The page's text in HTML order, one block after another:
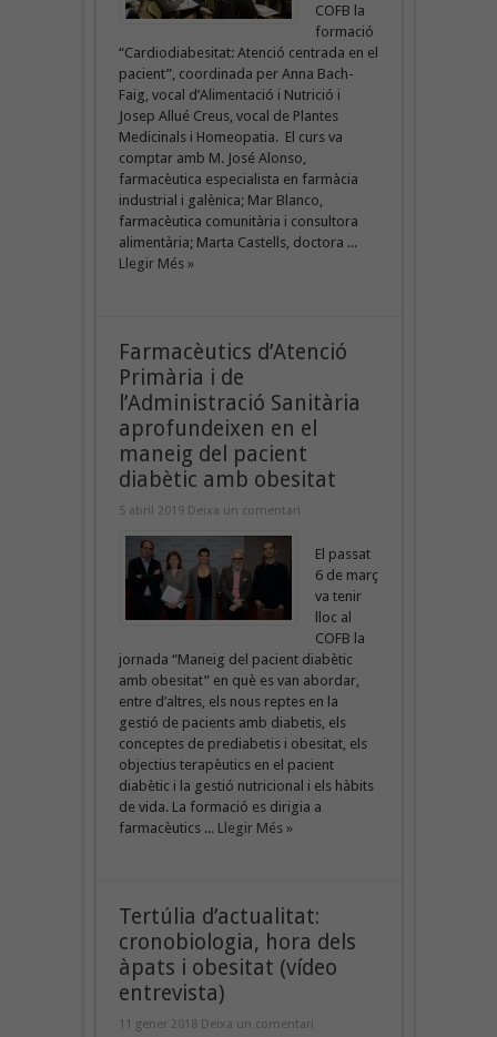
COFB la
formació
“Cardiodiabesitat: Atenció centrada en el
pacient”, coordinada per Anna Bach-
Faig, vocal d’Alimentació i Nutrició i
Josep Allué Creus, vocal de Plantes
Medicinals i Homeopatia. El curs va
comptar amb M. José Alonso,
farmacèutica especialista en farmàcia
industrial i galènica; Mar Blanco,
farmacèutica comunitària i consultora
alimentària; Marta Castells, doctora ...
Llegir Més »
Farmacèutics d’Atenció
Primària i de
l’Administració Sanitària
aprofundeixen en el
maneig del pacient
diabètic amb obesitat
5 abril 2019 Deixa un comentari
El passat
6 de març
va tenir
lloc al
COFB la
jornada “Maneig del pacient diabètic
amb obesitat” en què es van abordar,
entre d’altres, els nous reptes en la
gestió de pacients amb diabetis, els
conceptes de prediabetis i obesitat, els
objectius terapèutics en el pacient
diabètic i la gestió nutricional i els hàbits
de vida. La formació es dirigia a
farmacèutics ... Llegir Més »
Tertúlia d’actualitat:
cronobiologia, hora dels
àpats i obesitat (vídeo
entrevista)
11 gener 2018 Deixa un comentari